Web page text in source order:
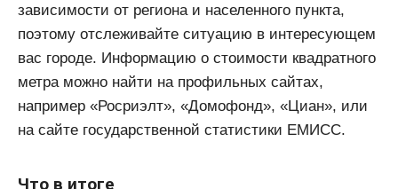
зависимости от региона и населенного пункта,
поэтому отслеживайте ситуацию в интересующем
вас городе. Информацию о стоимости квадратного
метра можно найти на профильных сайтах,
например «Росриэлт», «Домофонд», «Циан», или
на сайте государственной статистики ЕМИСС.
Что в итоге